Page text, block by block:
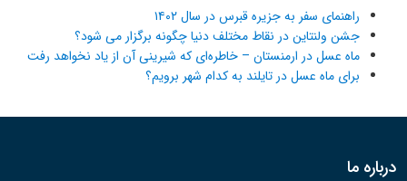
راهنمای سفر به جزیره قبرس در سال ۱۴۰۲
جشن ولنتاین در نقاط مختلف دنیا چگونه برگزار می شود؟
ماه عسل در ارمنستان – خاطره‌ای که شیرینی آن از یاد نخواهد رفت
برای ماه عسل در تایلند به کدام شهر برویم؟
درباره ما